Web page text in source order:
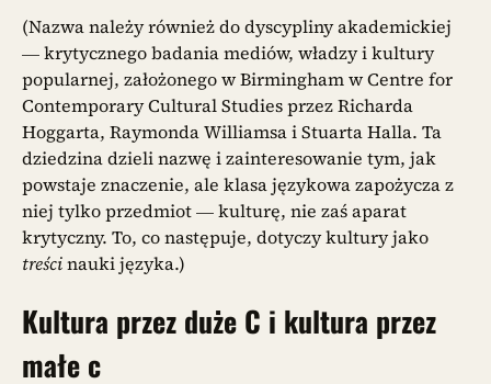
(Nazwa należy również do dyscypliny akademickiej
— krytycznego badania mediów, władzy i kultury
popularnej, założonego w Birmingham w Centre for
Contemporary Cultural Studies przez Richarda
Hoggarta, Raymonda Williamsa i Stuarta Halla. Ta
dziedzina dzieli nazwę i zainteresowanie tym, jak
powstaje znaczenie, ale klasa językowa zapożycza z
niej tylko przedmiot — kulturę, nie zaś aparat
krytyczny. To, co następuje, dotyczy kultury jako
treścinauki języka.)
Kultura przez duże C i kultura przez
małe c